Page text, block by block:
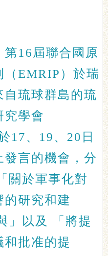
16屆聯合國原
EMRIP）於瑞
琉球群島的琉
究學會
17、19、20日
言的機會，分
關於軍事化對
的研究和建
」以及 「將提
批准的提